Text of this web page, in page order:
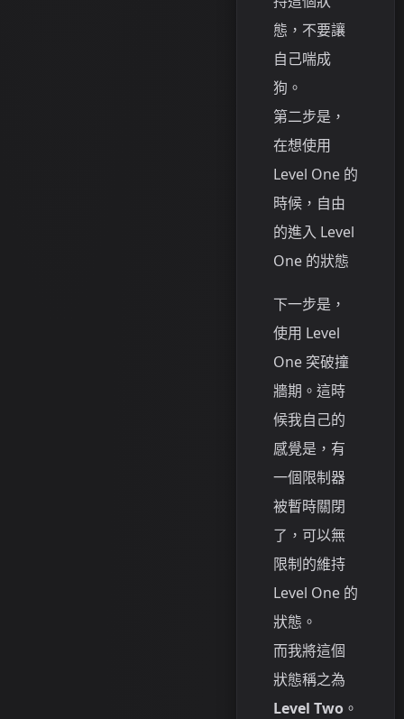
態，不要讓
自己喘成
狗。
第二步是，
在想使用
Level One 的
時候，自由
的進入 Level
One 的狀態
下一步是，
使用 Level
One 突破撞
牆期。這時
候我自己的
感覺是，有
一個限制器
被暫時關閉
了，可以無
限制的維持
Level One 的
狀態。
而我將這個
狀態稱之為
Level Two 。